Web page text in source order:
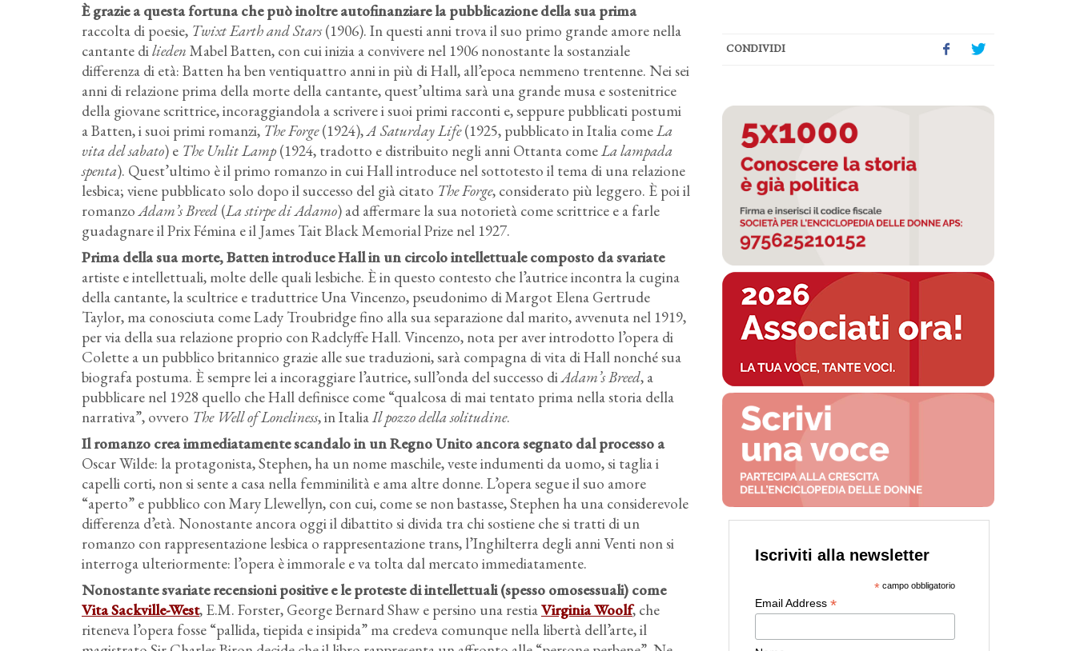
CONDIVIDI
È grazie a questa fortuna che può inoltre autofinanziare la pubblicazione della sua prima
raccolta di poesie, Twixt Earth and Stars(1906). In questi anni trova il suo primo grande amore nella
cantante dilieden Mabel Batten, con cui inizia a convivere nel 1906 nonostante la sostanziale
differenza di età: Batten ha ben ventiquattro anni in più di Hall, all’epoca nemmeno trentenne. Nei sei
anni di relazione prima della morte della cantante, quest’ultima sarà una grande musa e sostenitrice
della giovane scrittrice, incoraggiandola a scrivere i suoi primi racconti e, seppure pubblicati postumi
a Batten, i suoi primi romanzi, The Forge(1924),A Saturday Life(1925, pubblicato in Italia comeLa
vita del sabato) e The Unlit Lamp (1924, tradotto e distribuito negli anni Ottanta comeLa lampada
spenta). Quest’ultimo è il primo romanzo in cui Hall introduce nel sottotesto il tema di una relazione
lesbica; viene pubblicato solo dopo il successo del già citato The Forge, considerato più leggero. È poi il
romanzoAdam’s Breed (La stirpe di Adamo) ad affermare la sua notorietà come scrittrice e a farle
guadagnare il Prix Fémina e il James Tait Black Memorial Prize nel 1927.
Prima della sua morte, Batten introduce Hall in un circolo intellettuale composto da svariate
artiste e intellettuali, molte delle quali lesbiche. È in questo contesto che l’autrice incontra la cugina
della cantante, la scultrice e traduttrice Una Vincenzo, pseudonimo di Margot Elena Gertrude
Taylor, ma conosciuta come Lady Troubridge fino alla sua separazione dal marito, avvenuta nel 1919,
per via della sua relazione proprio con Radclyffe Hall. Vincenzo, nota per aver introdotto l’opera di
Colette a un pubblico britannico grazie alle sue traduzioni, sarà compagna di vita di Hall nonché sua
biografa postuma. È sempre lei a incoraggiare l’autrice, sull’onda del successo diAdam’s Breed, a
pubblicare nel 1928 quello che Hall definisce come “qualcosa di mai tentato prima nella storia della
narrativa”, ovvero The Well of Loneliness, in ItaliaIl pozzo della solitudine.
Il romanzo crea immediatamente scandalo in un Regno Unito ancora segnato dal processo a
Oscar Wilde: la protagonista, Stephen, ha un nome maschile, veste indumenti da uomo, si taglia i
capelli corti, non si sente a casa nella femminilità e ama altre donne. L’opera segue il suo amore
“aperto” e pubblico con Mary Llewellyn, con cui, come se non bastasse, Stephen ha una considerevole
differenza d’età. Nonostante ancora oggi il dibattito si divida tra chi sostiene che si tratti di un
romanzo con rappresentazione lesbica o rappresentazione trans, l’Inghilterra degli anni Venti non si
interroga ulteriormente: l’opera è immorale e va tolta dal mercato immediatamente.
Nonostante svariate recensioni positive e le proteste di intellettuali (spesso omosessuali) come
Vita Sackville-West, E.M. Forster, George Bernard Shaw e persino una restiaVirginia Woolf, che
riteneva l’opera fosse “pallida, tiepida e insipida” ma credeva comunque nella libertà dell’arte, il